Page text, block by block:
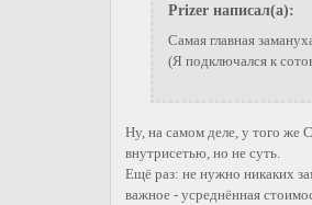
Prizer написал(а):
Самая главная
(Я подключался к
Ну, на самом деле, у того же
внутрисетью, но не суть.
Ещё раз: не нужно никаких
важное - усреднённая